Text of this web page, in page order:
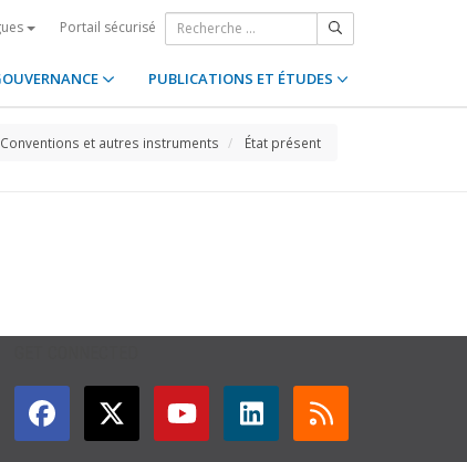
Portail sécurisé
PUBLICATIONS ET ÉTUDES
Conventions et autres instruments État présent